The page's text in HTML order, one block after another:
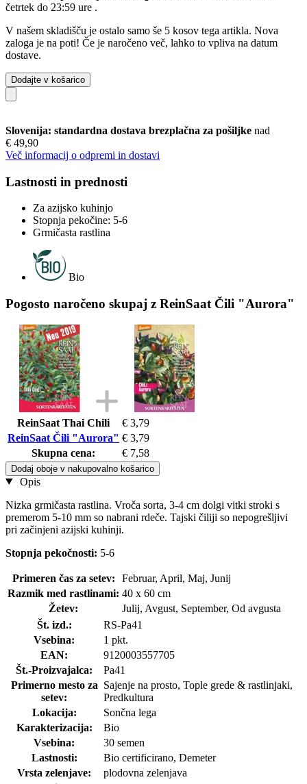
četrtek do 23:59 ure .
V našem skladišču je ostalo samo še 5 kosov tega artikla. Nova
zaloga je na poti! Če je naročeno več, lahko to vpliva na datum
dostave.
Dodajte v košarico
Slovenija: standardna dostava brezplačna za pošiljke nad
€ 49,90
Več informacij o odpremi in dostavi
Lastnosti in prednosti
Za azijsko kuhinjo
Stopnja pekočine: 5-6
Grmičasta rastlina
Bio
Pogosto naročeno skupaj z ReinSaat Čili "Aurora"
ReinSaat Thai Chili
€ 3,79
ReinSaat Čili "Aurora" € 3,79
Skupna cena:
€ 7,58
Dodaj oboje v nakupovalno košarico
Opis
Nizka grmičasta rastlina. Vroča sorta, 3-4 cm dolgi vitki stroki s
premerom 5-10 mm so nabrani rdeče. Tajski čiliji so nepogrešljivi
pri začinjeni azijski kuhinji.
Stopnja pekočnosti: 5-6
Primeren čas za setev:
Februar, April, Maj, Junij
Razmik med rastlinami: 40 x 60 cm
Žetev:
Julij, Avgust, September, Od avgusta
Št. izd.:
RS-Pa41
Vsebina:
1 pkt.
EAN:
9120003557705
Št.-Proizvajalca:
Pa41
Primerno mesto za
setev:
Sajenje na prosto, Tople grede & rastlinjaki,
Predkultura
Lokacija:
Sončna lega
Karakterizacija:
Bio
Vsebina:
30 semen
Lastnosti:
Bio certificirano, Demeter
Vrsta zelenjave:
plodovna zelenjava